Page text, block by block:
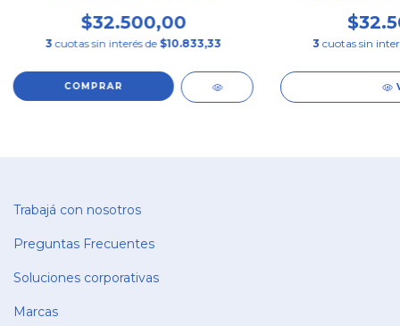
$32.500,00
3 cuotas sin interés de $10.833,33 3 cuotas sin
Trabajá con nosotros
Preguntas Frecuentes
Soluciones corporativas
Marcas